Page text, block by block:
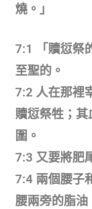
燒。」
7:1 「贖愆祭
至聖的。
7:2 人在那裡
贖愆祭牲；其
圍。
7:3 又要將肥
7:4 兩個腰子
腰兩旁的脂油